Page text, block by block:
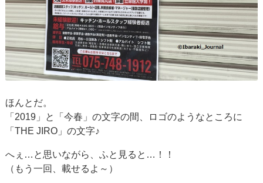
ほんとだ。
「2019」と「今春」の文字の間、ロゴのようなところに
「THE JIRO」の文字♪
へぇ…と思いながら、ふと見ると…！！
（もう一回、載せるよ～）